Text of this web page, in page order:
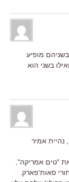
מופיע
בשני הוא
נהיית אמיר
"טים אמריקה",
סאות'פארק.